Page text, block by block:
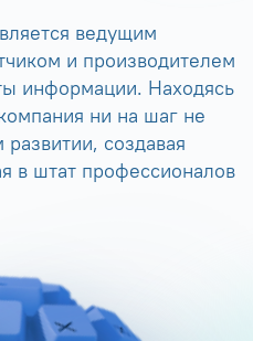
ведущим
и производителем
информации. Находясь
ни на шаг не
развитии, создавая
в штат профессионалов